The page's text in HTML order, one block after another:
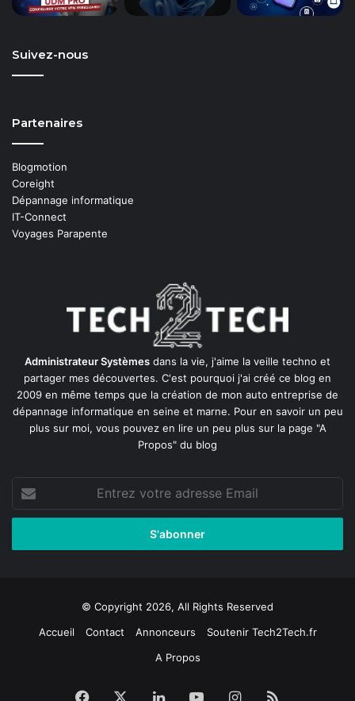
Suivez-nous
Partenaires
Blogmotion
Coreight
Dépannage informatique
IT-Connect
Voyages Parapente
Administrateur Systèmes dans la vie, j'aime la veille techno et
partager mes découvertes. C'est pourquoi j'ai créé ce blog en
2009 en même temps que la création de mon auto entreprise de
dépannage informatique en seine et marne. Pour en savoir un peu
plus sur moi, vous pouvez en lire un peu plus sur la page "A
Propos" du blog
Entrez
votre
adresse
© Copyright 2026, All Rights Reserved
Accueil
Contact Annonceurs
Soutenir Tech2Tech.fr
A Propos
Facebook LinkedinYouTubeInstagram